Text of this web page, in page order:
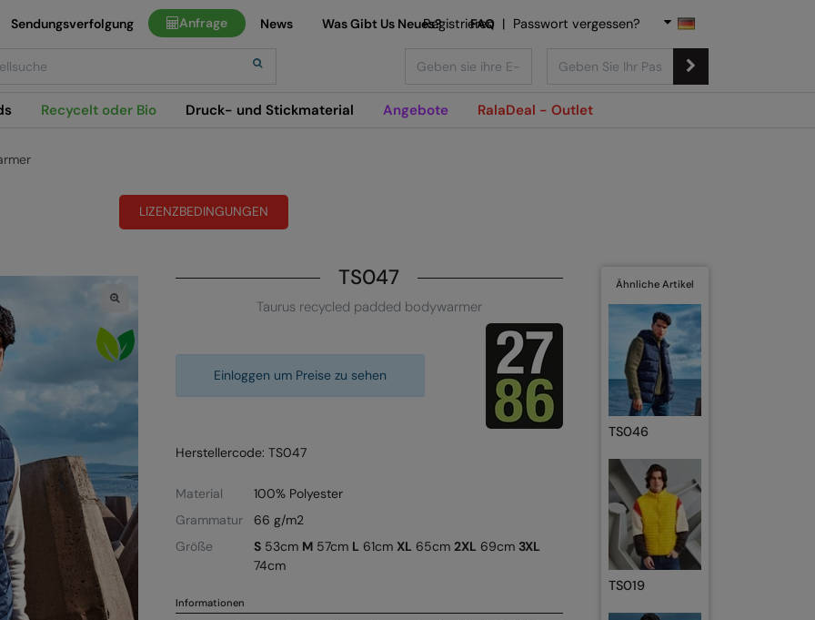
Recycelt oder Bio Druck- und Stickmaterial Angebote RalaDeal - Outlet
Sendungsverfolgung Anfrage News Was Gibt Us Neues? FAQ
Registrieren | Passwort vergessen?
LIZENZBEDINGUNGEN
TS047
Taurus recycled padded bodywarmer
Einloggen um Preise zu sehen
Herstellercode: TS047
Material
100% Polyester
Grammatur
66 g/m2
Größe
S53cm M57cm L 61cm XL 65cm 2XL 69cm 3XL
74cm
Informationen
Ähnliche Artikel
TS046
TS019